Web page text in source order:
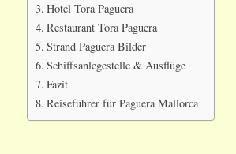
Hotel Tora Paguera
Restaurant Tora Paguera
Strand Paguera Bilder
Schiffsanlegestelle & Ausflüge
Fazit
Reiseführer für Paguera Mallorca